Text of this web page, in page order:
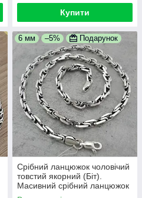
Купити
6 мм –5% Подарунок
Срібний ланцюжок чоловічий
товстий якорний (Біт).
Масивний срібний ланцюжок
чоловічий якірне плетіння. 55